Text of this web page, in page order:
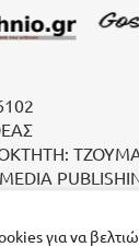
για να